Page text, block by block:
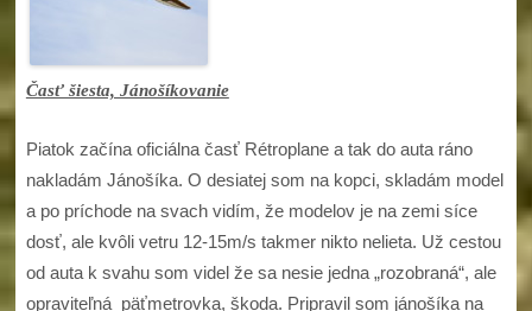
Časť šiesta, Jánošíkovanie
Piatok začína oficiálna časť Rétroplane a tak do auta ráno
nakladám Jánošíka. O desiatej som na kopci, skladám model
a po príchode na svach vidím, že modelov je na zemi síce
dosť, ale kvôli vetru 12-15m/s takmer nikto nelieta. Už cestou
od auta k svahu som videl že sa nesie jedna „rozobraná“, ale
opraviteľná päťmetrovka, škoda. Pripravil som jánošíka na